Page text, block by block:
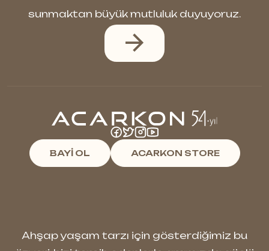
sunmaktan büyük mutluluk duyuyoruz.
BAYİ OL ACARKON STORE
Ahşap yaşam tarzı için gösterdiğimiz bu